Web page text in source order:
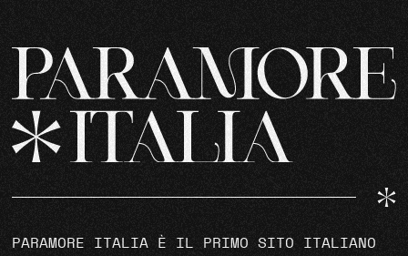
PARAMORE ITALIA È IL PRIMO SITO ITALIANO